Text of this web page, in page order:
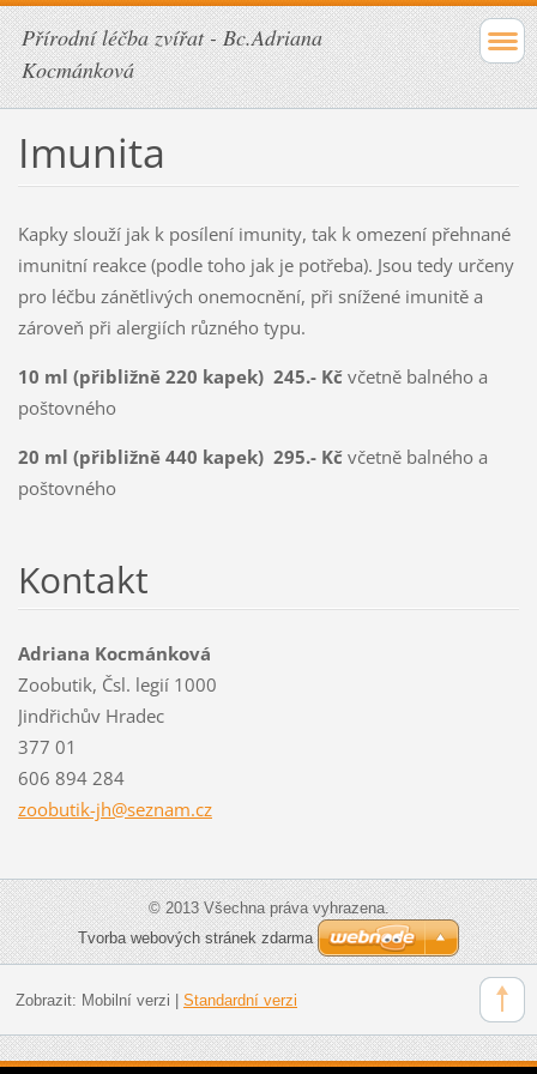
Přírodní léčba zvířat - Bc.Adriana
Kocmánková
Imunita
Kapky slouží jak k posílení imunity, tak k omezení přehnané
imunitní reakce (podle toho jak je potřeba). Jsou tedy určeny
pro léčbu zánětlivých onemocnění, při snížené imunitě a
zároveň při alergiích různého typu.
10 ml (přibližně 220 kapek) 245.- Kčvčetně balného a
poštovného
20 ml (přibližně 440 kapek) 295.- Kč včetně balného a
poštovného
Kontakt
Adriana Kocmánková
Zoobutik, Čsl. legií 1000
Jindřichův Hradec
377 01
606 894 284
zoobutik-jh@seznam.cz
© 2013 Všechna práva vyhrazena.
Tvorba webových stránek zdarma
Zobrazit: Mobilní verzi Standardní verzi